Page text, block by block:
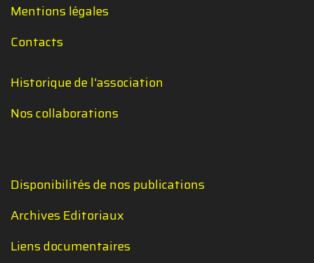
Mentions légales
Contacts
Historique de l'association
Nos collaborations
Disponibilités de nos publications
Archives Editoriaux
Liens documentaires